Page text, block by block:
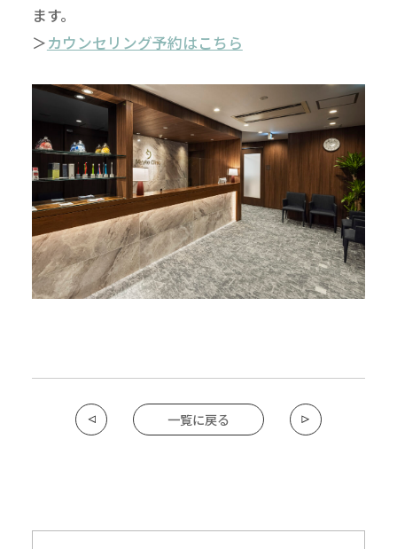
ます。
＞カウンセリング予約はこちら
一覧に戻る